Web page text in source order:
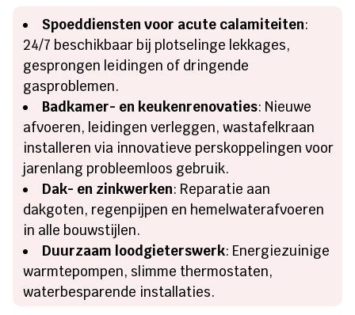
Spoeddiensten voor acute calamiteiten:
24/7 beschikbaar bij plotselinge lekkages,
gesprongen leidingen of dringende
gasproblemen.
Badkamer- en keukenrenovaties: Nieuwe
afvoeren, leidingen verleggen, wastafelkraan
installeren via innovatieve perskoppelingen voor
jarenlang probleemloos gebruik.
Dak- en zinkwerken: Reparatie aan
dakgoten, regenpijpen en hemelwaterafvoeren
in alle bouwstijlen.
Duurzaam loodgieterswerk: Energiezuinige
warmtepompen, slimme thermostaten,
waterbesparende installaties.